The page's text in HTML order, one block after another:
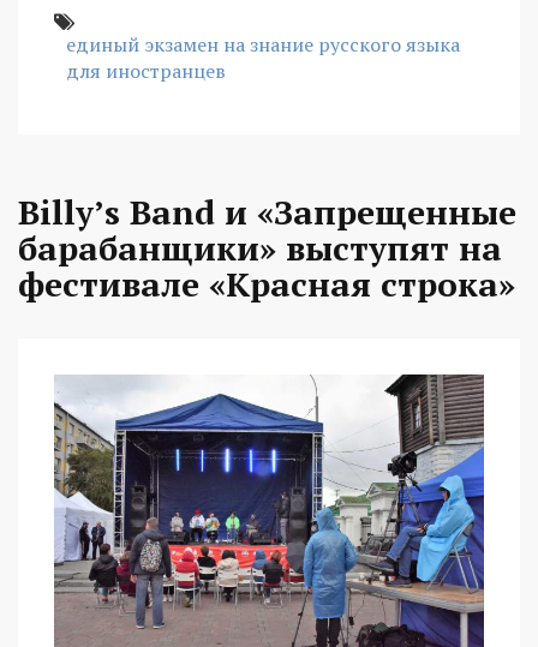
единый экзамен на знание русского языка
для иностранцев
Billy’s Band и «Запрещенные
барабанщики» выступят на
фестивале «Красная строка»